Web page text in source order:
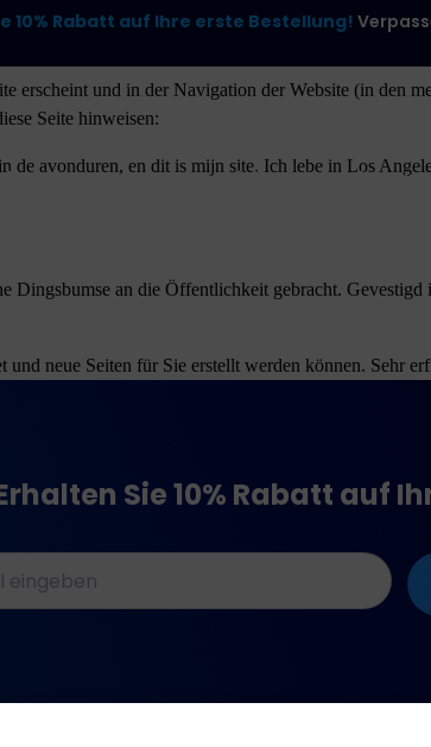
10% Rabatt auf Ihre erste Bestellung!
Zum
Kundengeschichten Mehr
erscheint und in der Navigation der Website (in den
Seite hinweisen:
avonduren, en dit is mijn site. Ich lebe in Los
an die Öffentlichkeit gebracht.
und neue Seiten für Sie erstellt werden können. Sehr
Sie 10% Rabatt auf